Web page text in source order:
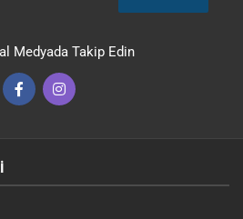
Medyada Takip Edin